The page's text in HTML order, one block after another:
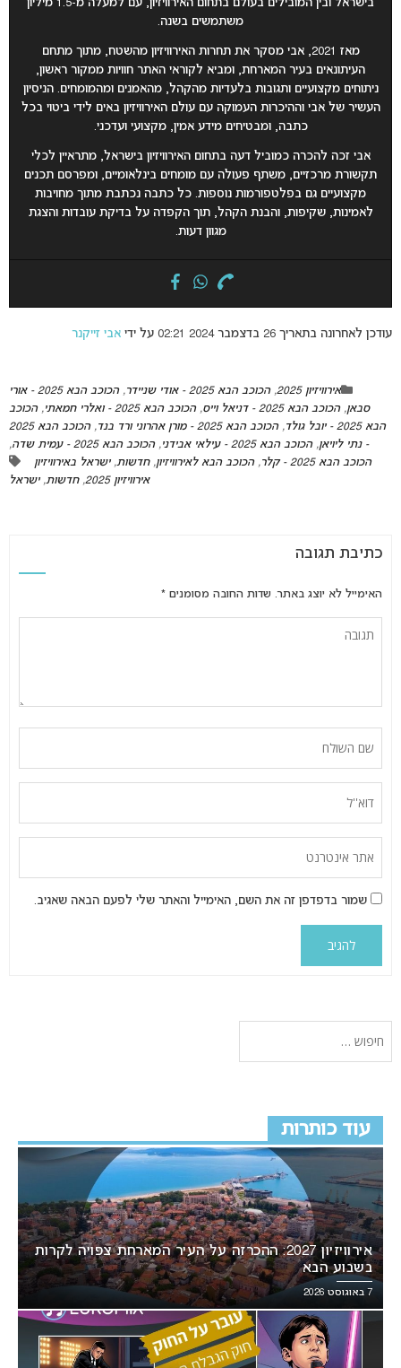
בישראל ובין המובילים בעולם בתחום האירוויזיון, עם למעלה מ-1.5 מיליון
משתמשים בשנה.
מאז 2021, אבי מסקר את תחרות האירוויזיון מהשטח, מתוך מתחם
העיתונאים בעיר המארחת, ומביא לקוראי האתר חוויות ממקור ראשון,
ניתוחים מקצועיים ותגובות בלעדיות מהקהל, מהאמנים ומהמומחים. הניסיון
העשיר של אבי וההיכרות העמוקה עם עולם האירוויזיון באים לידי ביטוי בכל
כתבה, ומבטיחים מידע אמין, מקצועי ועדכני.
אבי זכה להכרה כמוביל דעה בתחום האירוויזיון בישראל, מתראיין לכלי
תקשורת מרכזיים, משתף פעולה עם מומחים בינלאומיים, ומפרסם תכנים
מקצועיים גם בפלטפורמות נוספות. כל כתבה נכתבת מתוך מחויבות
לאמינות, שקיפות, והבנת הקהל, תוך הקפדה על בדיקת עובדות והצגת
מגוון דעות.
עודכן לאחרונה בתאריך 26 בדצמבר 2024 02:21 על ידי אבי זייקנר
אירוויזיון 2025 , הכוכב הבא 2025 - אודי שניידר ,
הכוכב הבא 2025 - אורי
סבאן, הכוכב הבא 2025 - דניאל וייס , הכוכב הבא 2025 - ואלרי חמאתי , הכוכב
הבא 2025 - יובל גולד
, הכוכב הבא 2025 - מורן אהרוני ורד בנד ,
הכוכב הבא 2025
- נתי ליויאן, הכוכב הבא 2025 - עילאי אבידני , הכוכב הבא 2025 - עמית שדה
,
הכוכב הבא 2025 - קלר
, הכוכב הבא לאירוויזיון, חדשות, ישראל באירוויזיון
אירוויזיון 2025
, חדשות, ישראל
כתיבת תגובה
האימייל לא יוצג באתר. שדות החובה מסומנים *
שמור בדפדפן זה את השם, האימייל והאתר שלי לפעם הבאה שאגיב.
עוד כותרות
אירוויזיון 2027: ההכרזה על העיר המארחת צפויה לקרות
בשבוע הבא
7 באוגוסט 2026